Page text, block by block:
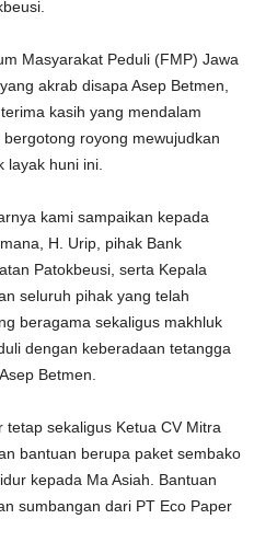
Masyarakat Peduli (FMP) Jawa
akrab disapa Asep Betmen,
kasih yang mendalam
royong mewujudkan
layak huni ini.
kami sampaikan kepada
H. Urip, pihak Bank
Patokbeusi, serta Kepala
seluruh pihak yang telah
beragama sekaligus makhluk
dengan keberadaan tetangga
Betmen.
sekaligus Ketua CV Mitra
bantuan berupa paket sembako
kepada Ma Asiah. Bantuan
sumbangan dari PT Eco Paper